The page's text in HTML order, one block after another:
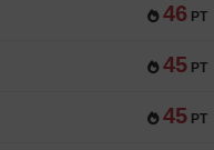
46 PT
45 PT
45 PT